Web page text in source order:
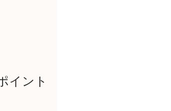
イント